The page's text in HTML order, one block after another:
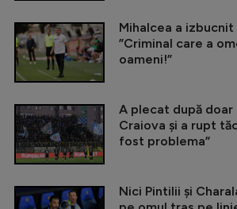
Mihalcea a
”Criminal care a
oameni!”
A plecat după doar
Craiova și a rupt
fost problema”
Nici Pintilii și